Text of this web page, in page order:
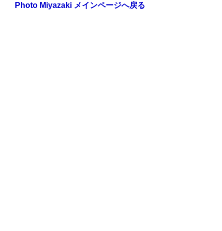
Photo Miyazaki メインページへ戻る